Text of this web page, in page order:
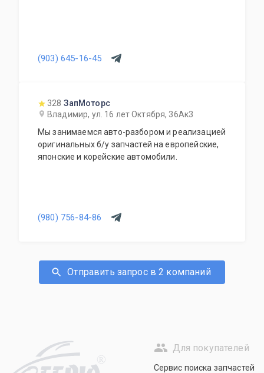
(903) 645-16-45
328 ЗапМоторс
Владимир, ул. 16 лет Октября, 36Ак3
Мы занимаемся авто-разбором и реализацией
оригинальных б/у запчастей на европейские,
японские и корейские автомобили.
(980) 756-84-86
Отправить запрос в 2 компаний
R
Для покупателей
Сервис поиска запчастей